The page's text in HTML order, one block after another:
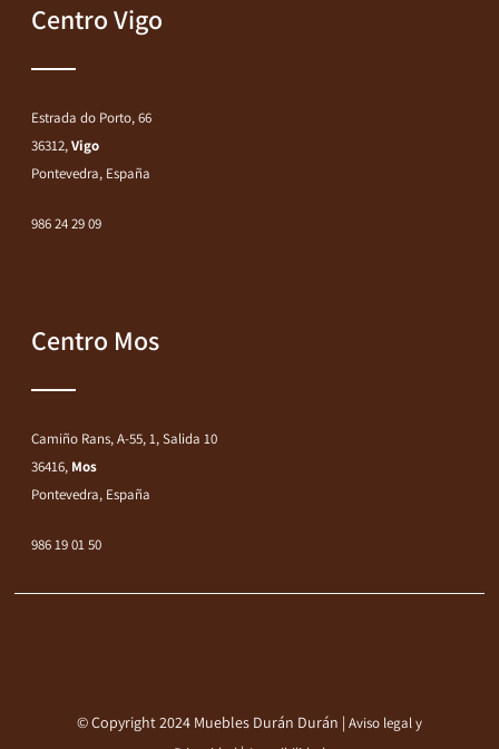
Centro Vigo
Estrada do Porto, 66
36312,Vigo
Pontevedra, España
986 24 29 09
Centro Mos
Camiño Rans, A-55, 1, Salida 10
36416, Mos
Pontevedra, España
986 19 01 50
© Copyright 2024 Muebles Durán Durán | Aviso legal y